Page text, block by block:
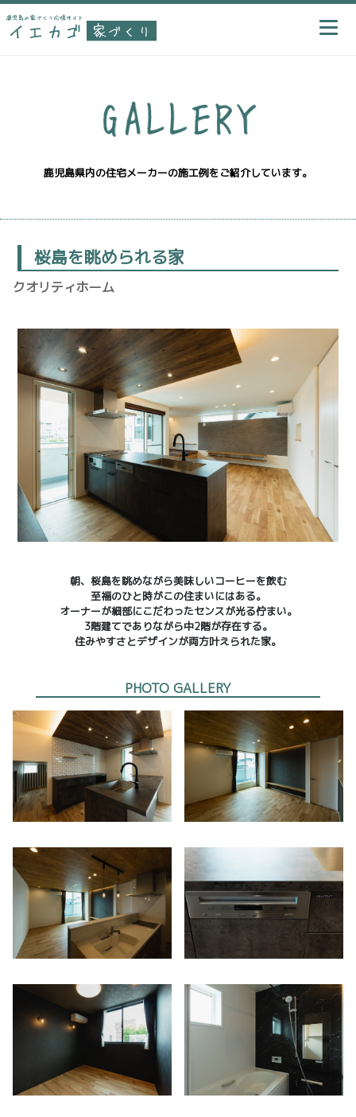
鹿児島県内の住宅メーカーの施工例をご紹介しています。
桜島を眺められる家
クオリティホーム
朝、桜島を眺めながら美味しいコーヒーを飲む
至福のひと時がこの住まいにはある。
オーナーが細部にこだわったセンスが光る佇まい。
3階建てでありながら中2階が存在する。
住みやすさとデザインが両方叶えられた家。
PHOTO GALLERY